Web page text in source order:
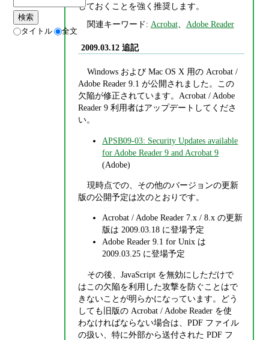
しておくことを強く推奨します。
関連キーワード: Acrobat、 Adobe Reader
2009.03.12 追記
Windows および Mac OS X 用の Acrobat /
Adobe Reader 9.1 が公開されました。この
欠陥が修正されています。Acrobat / Adobe
Reader 9 利用者はアップデートしてくださ
い。
APSB09-03: Security Updates available
for Adobe Reader 9 and Acrobat 9
(Adobe)
現時点での、その他のバージョンの更新
版の公開予定は次のとおりです。
Acrobat / Adobe Reader 7.x / 8.x の更新
版は 2009.03.18 に登場予定
Adobe Reader 9.1 for Unix は
2009.03.25 に登場予定
その後、JavaScript を無効にしただけで
はこの欠陥を利用した攻撃を防ぐことはで
きないことが明らかになっています。どう
しても旧版の Acrobat / Adobe Reader を使
わなければならない場合は、PDF ファイル
の扱い、特に外部から送付された PDF フ
タイトル 全文